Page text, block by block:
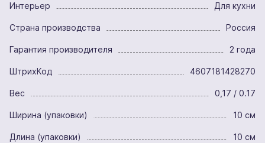
Интерьер Для кухни
Страна производства Россия
Гарантия производителя 2 года
ШтрихКод 4607181428270
Вес 0,17 / 0.17
Ширина (упаковки) 10 см
Длина (упаковки) 10 см